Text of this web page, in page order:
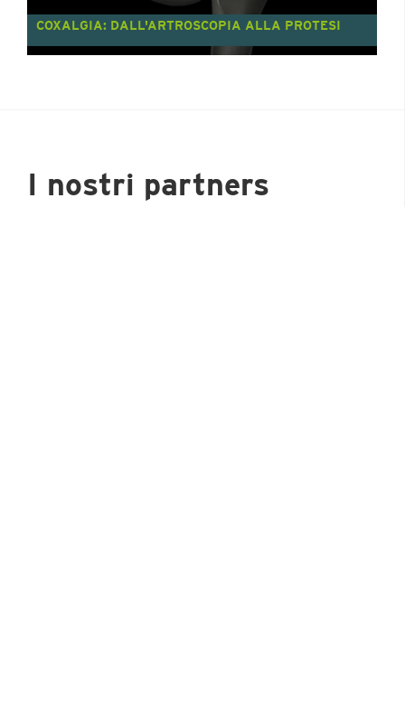
COXALGIA: DALL'ARTROSCOPIA ALLA PROTESI
I nostri partners